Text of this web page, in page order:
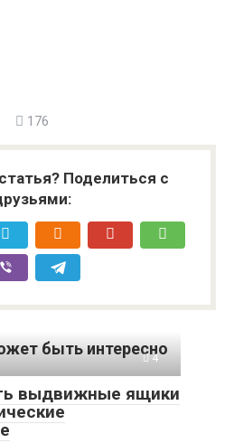
176
Поделиться с
быть интересно
4
выдвижные ящики